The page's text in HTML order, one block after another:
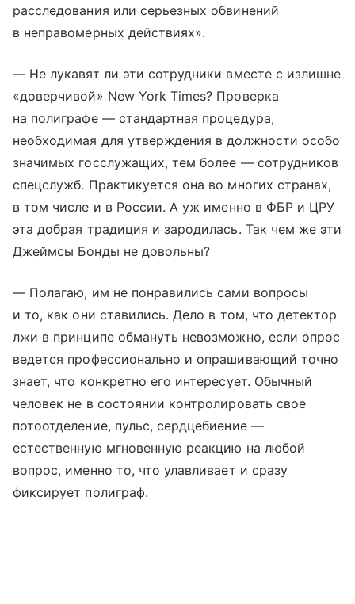
расследования или серьезных обвинений
в неправомерных действиях».
— Не лукавят ли эти сотрудники вместе с излишне
«доверчивой» New York Times? Проверка
на полиграфе — стандартная процедура,
необходимая для утверждения в должности особо
значимых госслужащих, тем более — сотрудников
спецслужб. Практикуется она во многих странах,
в том числе и в России. А уж именно в ФБР и ЦРУ
эта добрая традиция и зародилась. Так чем же эти
Джеймсы Бонды не довольны?
— Полагаю, им не понравились сами вопросы
и то, как они ставились. Дело в том, что детектор
лжи в принципе обмануть невозможно, если опрос
ведется профессионально и опрашивающий точно
знает, что конкретно его интересует. Обычный
человек не в состоянии контролировать свое
потоотделение, пульс, сердцебиение —
естественную мгновенную реакцию на любой
вопрос, именно то, что улавливает и сразу
фиксирует полиграф.